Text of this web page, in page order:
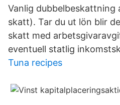
Vanlig dubbelbeskattning
skatt). Tar du ut lön blir
skatt med
eventuell statlig
Tuna recipes